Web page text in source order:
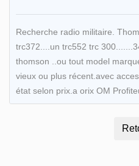
Recherche radio militaire.
trc372....un trc552 trc
thomson ..ou tout model
vieux ou plus récent.avec
état selon prix.a orix OM